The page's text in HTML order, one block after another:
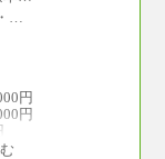
…
円
円